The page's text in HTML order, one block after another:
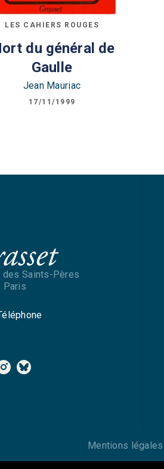
LES CAHIERS ROUGES
du général de
Gaulle
Jean Mauriac
17/11/1999
des Saints-Pères
Paris
Mentions légales